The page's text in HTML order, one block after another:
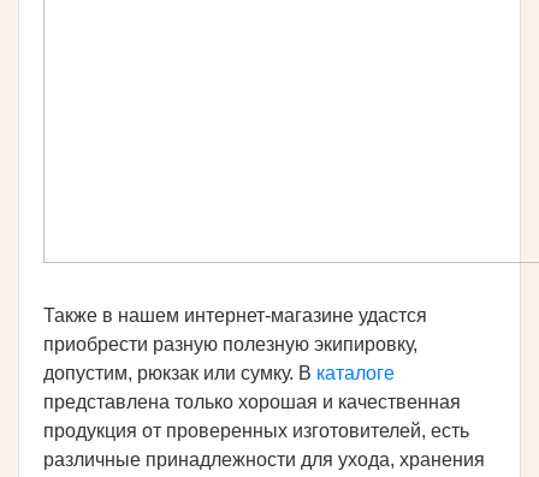
Также в нашем интернет-магазине удастся
приобрести разную полезную экипировку,
допустим, рюкзак или сумку. В каталоге
представлена только хорошая и качественная
продукция от проверенных изготовителей, есть
различные принадлежности для ухода, хранения